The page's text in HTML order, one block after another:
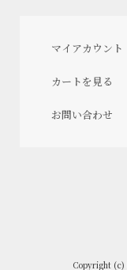
マイアカウント
カートを見る
お問い合わせ
Copyright